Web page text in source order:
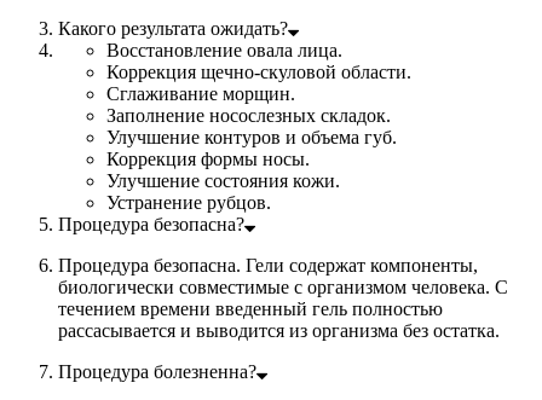
Какого результата ожидать?
Восстановление овала лица.
Коррекция щечно-скуловой области.
Сглаживание морщин.
Заполнение носослезных складок.
Улучшение контуров и объема губ.
Коррекция формы носы.
Улучшение состояния кожи.
Устранение рубцов.
Процедура безопасна?
Процедура безопасна. Гели содержат компоненты,
биологически совместимые с организмом человека. С
течением времени введенный гель полностью
рассасывается и выводится из организма без остатка.
Процедура болезненна?